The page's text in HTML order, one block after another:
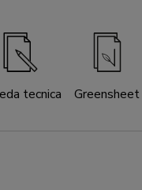
tecnica Greensheet